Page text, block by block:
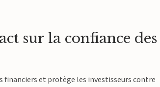
sur la confiance des
et protège les investisseurs contre